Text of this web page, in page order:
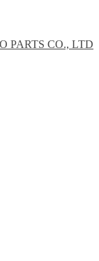
PARTS CO., LTD